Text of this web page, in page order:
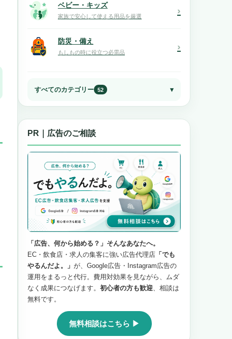
ベビー・キッズ
家族で安心して使える用品を厳選 ›
防災・備え
もしもの時に役立つ必需品 ›
すべてのカテゴリー 52
PR｜広告のご相談
「広告、何から始める？」そんなあなたへ。
EC・飲食店・求人の集客に強い広告代理店 「でも
やるんだよ。」 が、Google広告・Instagram広告の
運用をまるっと代行。費用対効果を見ながら、ムダ
なく成果につなげます。 初心者の方も歓迎 、相談は
無料です。
無料相談はこちら ▶